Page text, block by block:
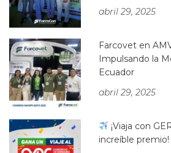
abril 29, 2025
Farcovet en
Impulsando la
Ecuador
abril 29, 2025
¡Viaja con
increíble premio!